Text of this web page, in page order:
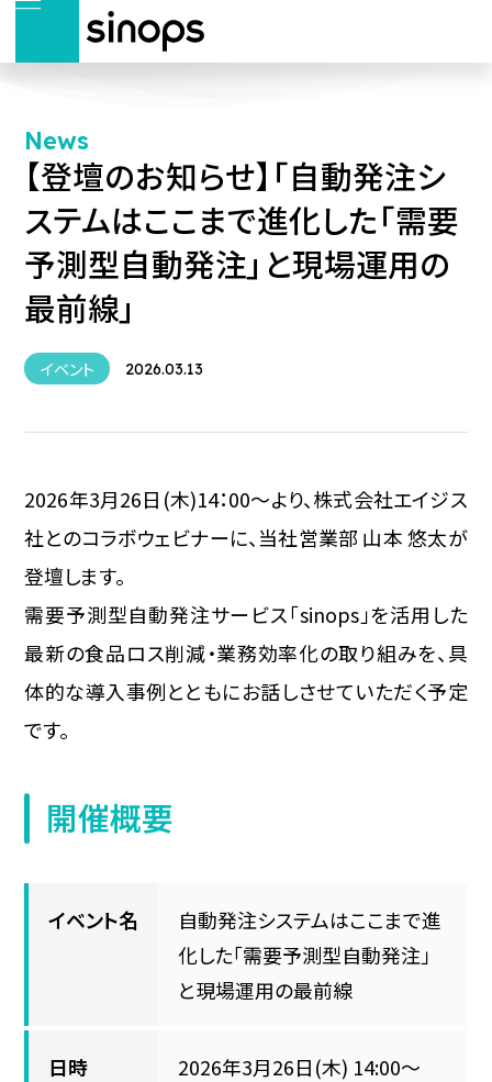
News
【登壇のお知らせ】「自動発注シ
ステムはここまで進化した「需要
予測型自動発注」と現場運用の
最前線」
イベント 2026.03.13
2026年3月26日(木)14：00～より、株式会社エイジス
社とのコラボウェビナーに、当社営業部 山本 悠太が
登壇します。
需要予測型自動発注サービス「sinops」を活用した
最新の食品ロス削減・業務効率化の取り組みを、具
体的な導入事例とともにお話しさせていただく予定
です。
開催概要
イベント名
自動発注システムはここまで進
化した「需要予測型自動発注」
と現場運用の最前線
日時
2026年3月26日(木) 14:00～